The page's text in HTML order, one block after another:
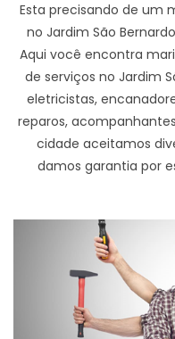
Esta precisando de um
no Jardim São
Aqui você encontra
de serviços no Jardim
eletricistas,
reparos,
cidade aceitamos
damos garantia por